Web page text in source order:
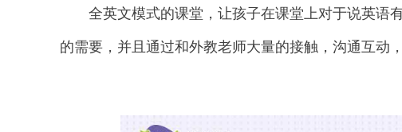
全英文模式的课堂，让孩子在课堂上对于说英语
的需要，并且通过和外教老师大量的接触，沟通互动